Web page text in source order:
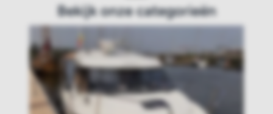
Bekijk onze categorieën